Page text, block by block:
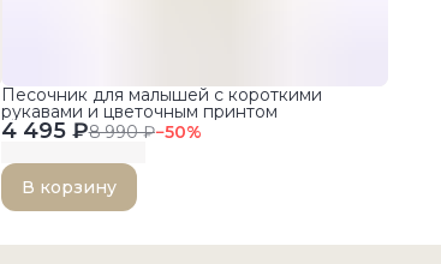
4 495 ₽8 990 ₽−50%
Песочник для малышей с короткими
рукавами и цветочным принтом
В корзину